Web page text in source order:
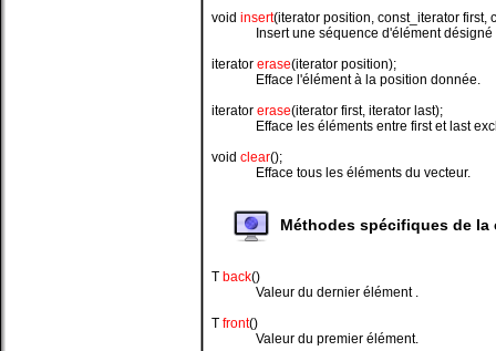
void insert(iterator position, const_iterator first,
Insert une séquence d'élément
iterator erase(iterator position);
Efface l'élément à la position donnée.
iterator erase(iterator first, iterator last);
Efface les éléments entre first et last
void clear();
Efface tous les éléments du vecteur.
Méthodes spécifiques de la
T back()
Valeur du dernier élément .
T front()
Valeur du premier élément.